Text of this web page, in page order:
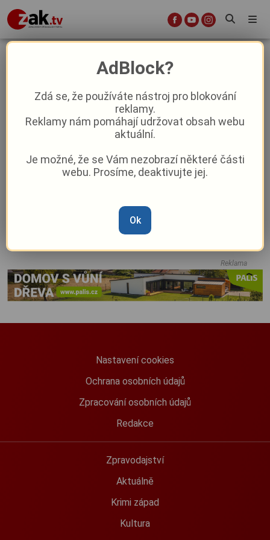
Daniel Vašulín
Plzeňský útočník balí kufry, míří k
ligovému nováčkovi
Plzeň se naladila na Evropskou ligu
vítězně, řeší ale problém se stopery
Viktoria zahájila přípravu vítězně.
Netradiční duel na tři třetiny si zahrál i
Reklama
Nastavení cookies
Ochrana osobních údajů
Zpracování osobních údajů
Redakce
Zpravodajství
Aktuálně
Krimi západ
Kultura
AdBlock?
Zdá se, že používáte nástroj pro blokování
reklamy.
Reklamy nám pomáhají udržovat obsah webu
aktuální.
Je možné, že se Vám nezobrazí některé části
webu. Prosíme, deaktivujte jej.
Ok